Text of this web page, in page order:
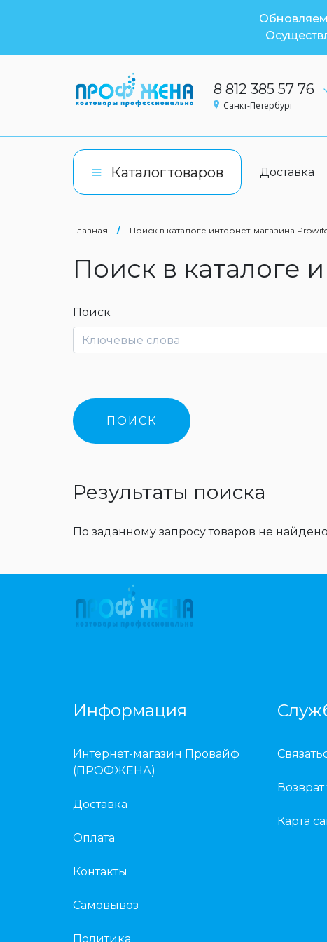
Обновляем
8 812 385 57 76
Санкт-Петербург
Каталогтоваров Доставка
Главная / Поиск в каталоге интернет-магазина
Поиск в каталоге
Поиск
Результаты поиска
По заданному запросу товаров не
Информация
Интернет-магазин Провайф
(ПРОФЖЕНА)
Доставка
Оплата
Контакты
Самовывоз
Политика
Возврат
Карта